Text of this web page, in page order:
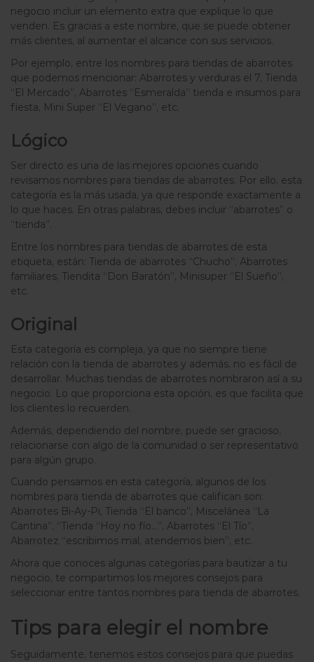
negocio incluir un elemento extra que explique lo que
venden. Es gracias a este nombre, que se puede obtener
más clientes, al aumentar el alcance con sus servicios.
Por ejemplo, entre los nombres para tiendas de abarrotes
que podemos mencionar: Abarrotes y verduras el 7, Tienda
“El Mercado”, Abarrotes “Esmeralda” tienda e insumos para
fiesta, Mini Super “El Vegano”, etc.
Lógico
Ser directo es una de las mejores opciones cuando
revisamos nombres para tiendas de abarrotes. Por ello, esta
categoría es la más usada, ya que responde exactamente a
lo que haces. En otras palabras, debes incluir “abarrotes” o
“tienda”.
Entre los nombres para tiendas de abarrotes de esta
etiqueta, están: Tienda de abarrotes “Chucho”, Abarrotes
familiares, Tiendita “Don Baratón”, Minisuper “El Sueño”,
etc.
Original
Esta categoría es compleja, ya que no siempre tiene
relación con la tienda de abarrotes y además, no es fácil de
desarrollar. Muchas tiendas de abarrotes nombraron así a su
negocio. Lo que proporciona esta opción, es que facilita que
los clientes lo recuerden.
Además, dependiendo del nombre, puede ser gracioso,
relacionarse con algo de la comunidad o ser representativo
para algún grupo.
Cuando pensamos en esta categoría, algunos de los
nombres para tienda de abarrotes que califican son:
Abarrotes Bi-Ay-Pi, Tienda “El banco”, Miscelánea “La
Cantina”, “Tienda “Hoy no fío…”, Abarrotes “El Tío”,
Abarrotez “escribimos mal, atendemos bien”, etc.
Ahora que conoces algunas categorías para bautizar a tu
negocio, te compartimos los mejores consejos para
seleccionar entre tantos nombres para tienda de abarrotes.
Tips para elegir el nombre
Seguidamente, tenemos estos consejos para que puedas